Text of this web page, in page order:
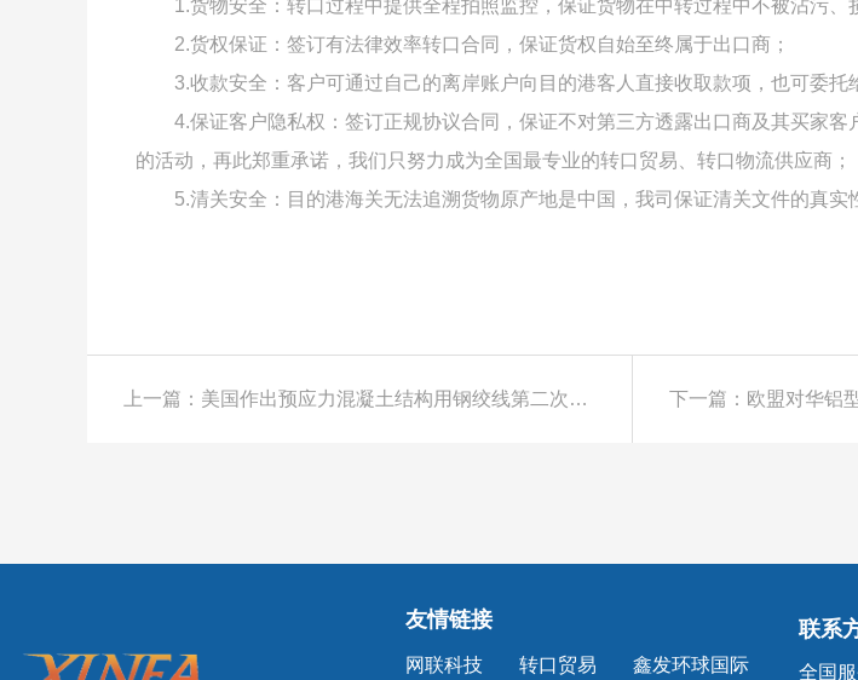
1.货物安全：转口过程中提供全程拍照监控，保证货物在中转过程中不被沾污、
2.货权保证：签订有法律效率转口合同，保证货权自始至终属于出口商；
3.收款安全：客户可通过自己的离岸账户向目的港客人直接收取款项，也可委托
4.保证客户隐私权：签订正规协议合同，保证不对第三方透露出口商及其买家客
的活动，再此郑重承诺，我们只努力成为全国最专业的转口贸易、转口物流供应商；
5.清关安全：目的港海关无法追溯货物原产地是中国，我司保证清关文件的真实
上一篇：美国作出预应力混凝土结构用钢绞线第二次双反日落复审产业损害终裁 下一篇：欧盟对华铝
友情链接
网联科技 转口贸易 鑫发环球国际
联系
全国